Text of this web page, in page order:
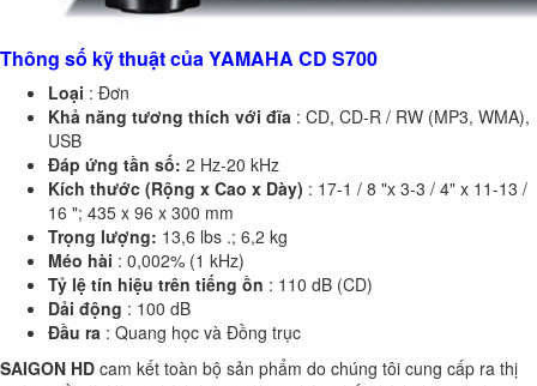
Thông số kỹ thuật của YAMAHA CD S700
Loại : Đơn
Khả năng tương thích với đĩa : CD, CD-R / RW (MP3, WMA),
USB
Đáp ứng tần số: 2 Hz-20 kHz
Kích thước (Rộng x Cao x Dày) : 17-1 / 8 "x 3-3 / 4" x 11-13 /
16 "; 435 x 96 x 300 mm
Trọng lượng: 13,6 lbs .; 6,2 kg
Méo hài : 0,002% (1 kHz)
Tỷ lệ tín hiệu trên tiếng ồn : 110 dB (CD)
Dải động : 100 dB
Đầu ra : Quang học và Đồng trục
SAIGON HD cam kết toàn bộ sản phẩm do chúng tôi cung cấp ra thị